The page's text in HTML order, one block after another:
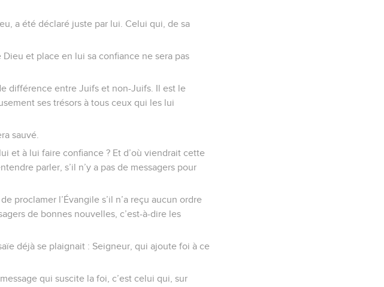
a été déclaré juste par lui. Celui qui, de sa
et place en lui sa confiance ne sera pas
différence entre Juifs et non-Juifs. Il est le
ses trésors à tous ceux qui les lui
sauvé.
et à lui faire confiance ? Et d’où viendrait cette
parler, s’il n’y a pas de messagers pour
proclamer l’Évangile s’il n’a reçu aucun ordre
de bonnes nouvelles, c’est-à-dire les
déjà se plaignait : Seigneur, qui ajoute foi à ce
qui suscite la foi, c’est celui qui, sur